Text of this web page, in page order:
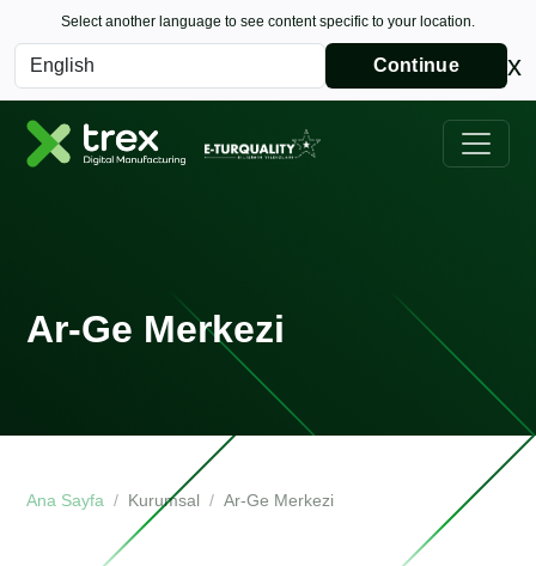
Select another language to see content specific to your location.
Continue x
Ar-Ge Merkezi
Ana Sayfa Kurumsal Ar-Ge Merkezi